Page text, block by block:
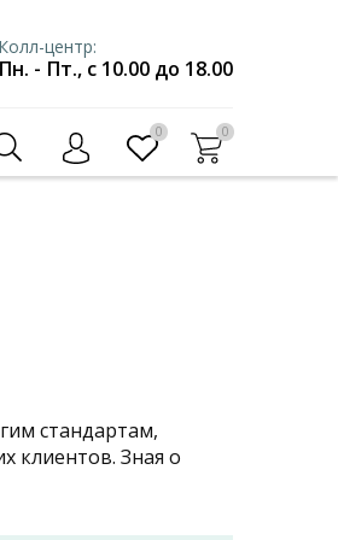
Колл-центр:
Пн. - Пт., с 10.00 до 18.00
0
0
стандартам,
клиентов. Зная о